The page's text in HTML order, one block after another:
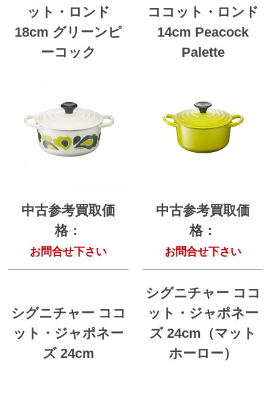
ット・ロンド
18cm グリーンピ
ーコック
中古参考買取価
格：
お問合せ下さい
ココット・ロンド
14cm Peacock
Palette
中古参考買取価
格：
お問合せ下さい
シグニチャー ココ
ット・ジャポネー
ズ 24cm
シグニチャー ココ
ット・ジャポネー
ズ 24cm（マット
ホーロー）